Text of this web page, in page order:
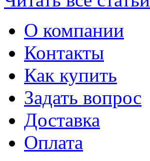
О компании
Контакты
Как купить
Задать вопрос
Доставка
Оплата